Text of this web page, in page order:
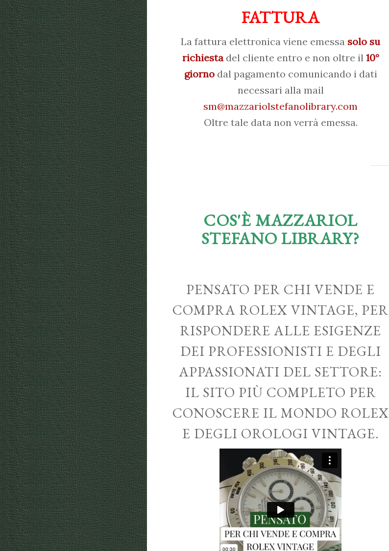
FATTURA
La fattura elettronica viene emessa solo su
richiestadel cliente entro e non oltre il 10°
giornodal pagamento comunicando i dati
necessari alla mail
sm@mazzariolstefanolibrary.com
Oltre tale data non verrà emessa.
COS'È MAZZARIOL
STEFANO LIBRARY?
PENSATO PER CHI VENDE E
COMPRA ROLEX VINTAGE, PER
RISPONDERE ALLE ESIGENZE
DEI PROFESSIONISTI E DEGLI
APPASSIONATI DEL SETTORE:
IL SITO PIÙ COMPLETO PER
CONOSCERE IL MONDO ROLEX
E DEGLI OROLOGI VINTAGE.